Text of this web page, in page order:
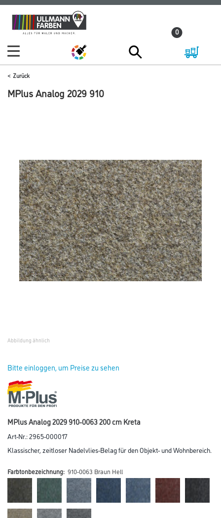
Zum
Inhalt
Zum
Navigationsmenü
0
Zurück
MPlus Analog 2029 910
Abbildung ähnlich
Bitte einloggen, um Preise zu sehen
MPlus Analog 2029 910-0063 200 cm Kreta
Art-Nr.:2965-000017
Klassischer, zeitloser Nadelvlies-Belag für den Objekt- und Wohnbereich.
Farbtonbezeichnung: 910-0063 Braun Hell